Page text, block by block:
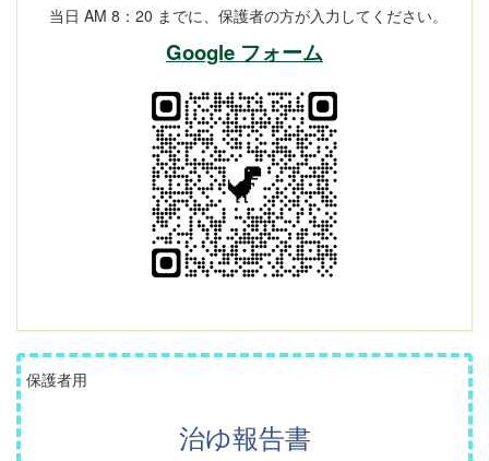
当日 AM 8：20 までに、保護者の方が入力してください。
Google フォーム
保護者用
治ゆ報告書